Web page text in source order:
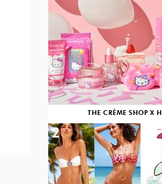
THE CRÈME SHOP X
2 3